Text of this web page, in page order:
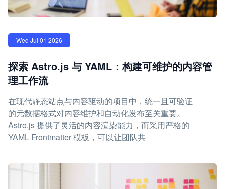
Wed Jul 01 2026
探索 Astro.js 与 YAML：构建可维护的内容管
理工作流
在现代静态站点与内容驱动的项目中，统一且可验证
的元数据格式对内容维护和自动化发布至关重要。
Astro.js 提供了灵活的内容渲染能力，而采用严格的
YAML Frontmatter 模板，可以让团队共